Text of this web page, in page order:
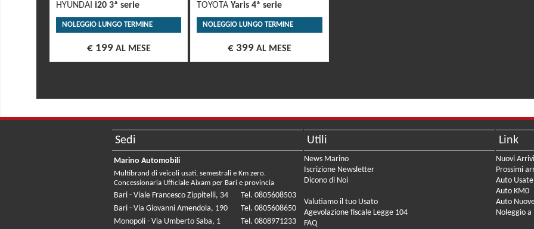
HYUNDAI i20 3ª serie
NOLEGGIO LUNGO TERMINE
€ 199 AL MESE
TOYOTAYaris 4ª serie
NOLEGGIO LUNGO TERMINE
€ 399AL MESE
Sedi
Marino Automobili
Multibrand di veicoli usati, semestrali e Km zero.
Concessionaria Ufficiale Aixam per Bari e provincia
Bari - Viale Francesco Zippitelli, 34
Tel. 0805608503
Bari - Via Giovanni Amendola, 190
Tel. 0805608650
Monopoli - Via Umberto Saba, 1
Tel. 0808971233
Utili
News Marino
Iscrizione Newsletter
Dicono di Noi
Valutiamo il tuo Usato
Agevolazione fiscale Legge 104
FAQ
Link
Nuovi Arrivi
Prossimi
Auto Usate
Auto KM0
Auto
Noleggio